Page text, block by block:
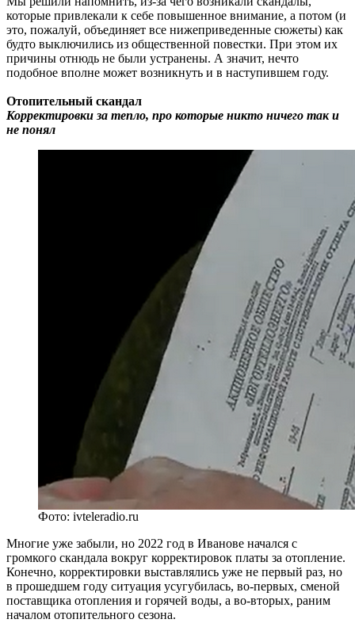
которые привлекали к себе повышенное внимание, а потом (и
это, пожалуй, объединяет все нижеприведенные сюжеты) как
будто выключились из общественной повестки. При этом их
причины отнюдь не были устранены. А значит, нечто
подобное вполне может возникнуть и в наступившем году.
Отопительный скандал
Корректировки за тепло, про которые никто ничего так и
не понял
Фото: ivteleradio.ru
Многие уже забыли, но 2022 год в Иванове начался с
громкого скандала вокруг корректировок платы за отопление.
Конечно, корректировки выставлялись уже не первый раз, но
в прошедшем году ситуация усугубилась, во-первых, сменой
поставщика отопления и горячей воды, а во-вторых, раним
началом отопительного сезона.